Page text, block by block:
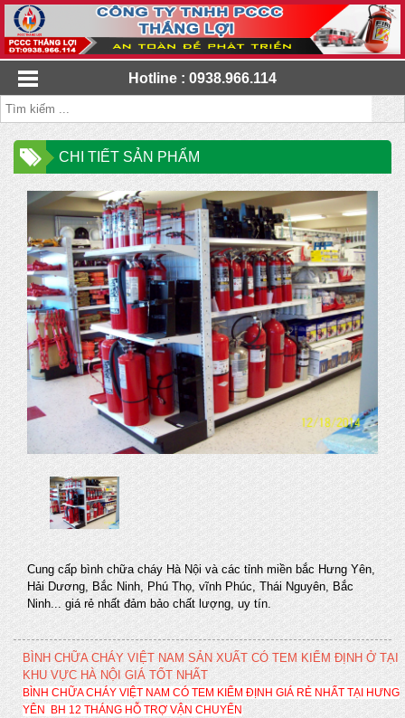
Hotline : 0938.966.114
CHI TIẾT SẢN PHẨM
Cung cấp bình chữa cháy Hà Nội và các tỉnh miền bắc Hưng Yên,
Hải Dương, Bắc Ninh, Phú Thọ, vĩnh Phúc, Thái Nguyên, Bắc
Ninh... giá rẻ nhất đảm bảo chất lượng, uy tín.
BÌNH CHỮA CHÁY VIỆT NAM SẢN XUẤT CÓ TEM KIỂM ĐỊNH Ở TẠI
KHU VỰC HÀ NỘI GIÁ TỐT NHẤT
BÌNH CHỮA CHÁY VIỆT NAM CÓ TEM KIỂM ĐỊNH GIÁ RẺ NHẤT TẠI HƯNG
YÊN BH 12 THÁNG HỖ TRỢ VẬN CHUYỂN